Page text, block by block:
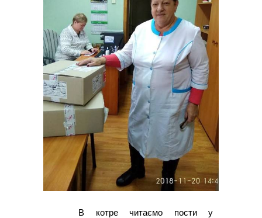
В котре читаємо пости у